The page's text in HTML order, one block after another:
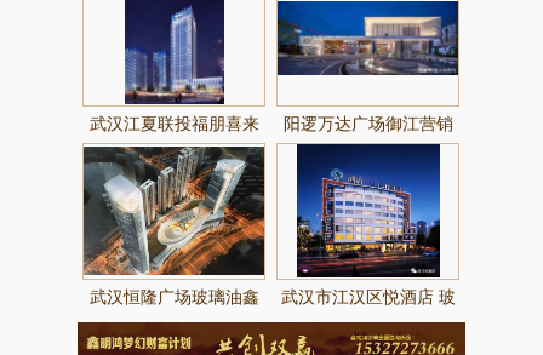
武汉江夏联投福朋喜来
登酒店
阳逻万达广场御江营销
中心玻璃由鑫明鸿玻璃
提供制作
武汉恒隆广场玻璃油鑫
明鸿玻璃提供制作
武汉市江汉区悦酒店 玻
璃由武汉鑫明鸿提供